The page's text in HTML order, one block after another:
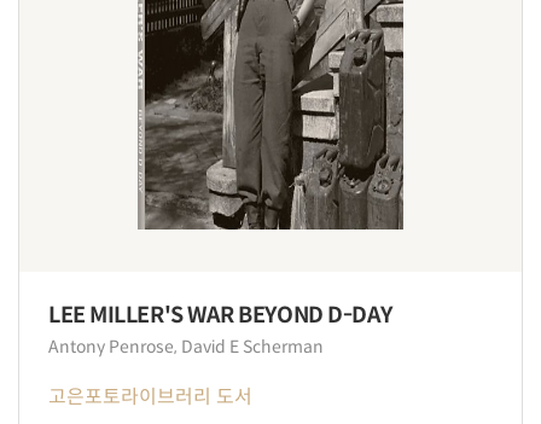
LEE MILLER'S WAR BEYOND D-DAY
Antony Penrose, David E Scherman
고은포토라이브러리 도서